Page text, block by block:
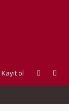
Kayıt ol